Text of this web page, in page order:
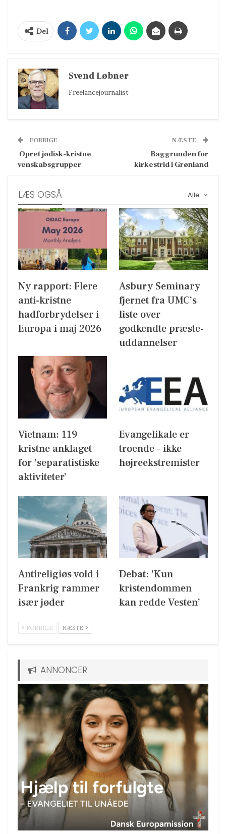
Del
Svend Løbner
Freelancejournalist
FORRIGE
 Opret jødisk-kristne
venskabsgrupper
NÆSTE
Baggrunden for
kirkestrid i Grønland
Alle
LÆS OGSÅ
Ny rapport: Flere
anti-kristne
hadforbrydelser i
Europa i maj 2026
Asbury Seminary
fjernet fra UMC’s
liste over
godkendte præste-
uddannelser
Vietnam: 119
kristne anklaget
for ’separatistiske
aktiviteter’
Evangelikale er
troende – ikke
højreekstremister
Antireligiøs vold i
Frankrig rammer
især jøder
Debat: ’Kun
kristendommen
kan redde Vesten’
FORRIGE NÆSTE
ANNONCER